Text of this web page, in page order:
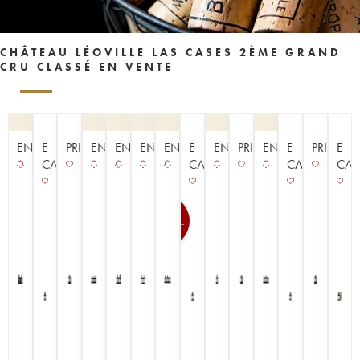
CHÂTEAU LÉOVILLE LAS CASES 2ÈME GRAND
CRU CLASSÉ EN VENTE
ENCHÈRE
E-
CAVISTE
PRIMEURENCHÈREENCHÈREENCHÈREENCHÈRE
E-
CAVISTE
ENCHÈRE
PRIMEURENCHÈRE
E-
CAVISTE
PRIMEUR
E-